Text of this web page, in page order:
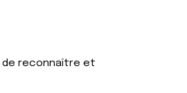
de reconnaître et